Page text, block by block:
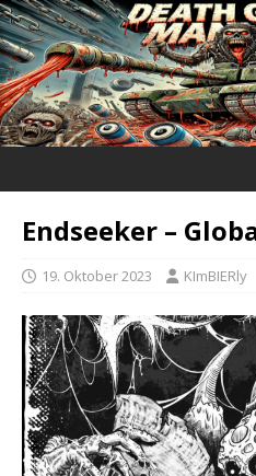
Endseeker –
19. Oktober 2023 KImBIERly